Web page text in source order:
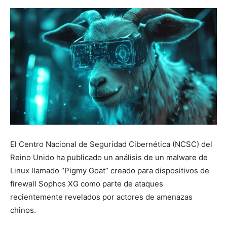
El Centro Nacional de Seguridad Cibernética (NCSC) del
Reino Unido ha publicado un análisis de un malware de
Linux llamado “Pigmy Goat” creado para dispositivos de
firewall Sophos XG como parte de ataques
recientemente revelados por actores de amenazas
chinos.